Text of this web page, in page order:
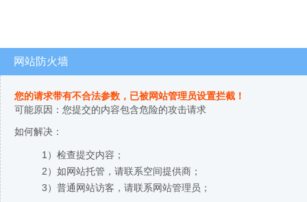
网站防火墙
您的请求带有不合法参数，已被网站管理员设置拦截！
可能原因：您提交的内容包含危险的攻击请求
如何解决：
1）检查提交内容；
2）如网站托管，请联系空间提供商；
3）普通网站访客，请联系网站管理员；